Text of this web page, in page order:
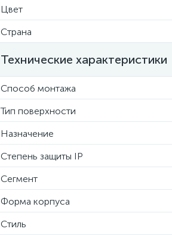
Цвет
Страна
Технические характеристики
Способ монтажа
Тип поверхности
Назначение
Степень защиты IP
Сегмент
Форма корпуса
Стиль